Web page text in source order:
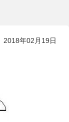
2018年02月19日